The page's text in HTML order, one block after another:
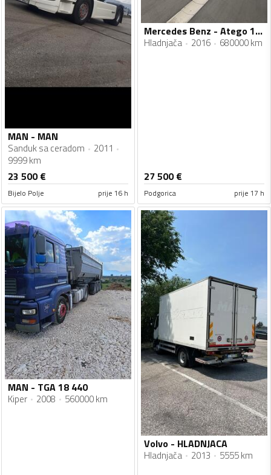
MAN - MAN
Sanduk sa ceradom
2011
9999 km
23 500€
Bijelo Polje prije 16 h
Mercedes Benz - Atego 15-27
Hladnjača 2016 680000 km
27 500€
Podgorica prije 17 h
MAN - TGA 18 440
Kiper 2008 560000 km
Volvo - HLADNJACA
Hladnjača 2013 5555 km